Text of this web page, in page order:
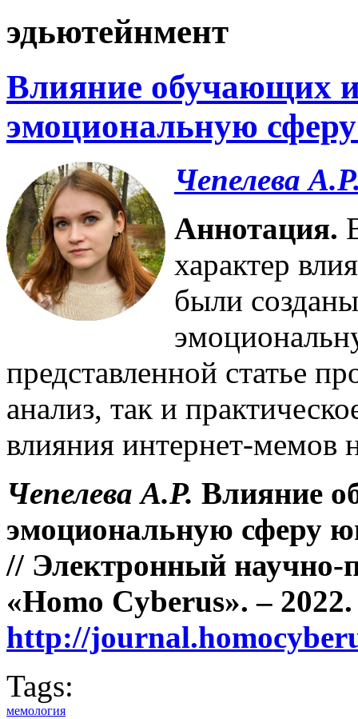
эдьютейнмент
Влияние обучающих
эмоциональную
Чепелева
Аннотация.
характер
были
представленной статье
анализ, так и
влияния интернет-мемов
Чепелева А.Р. Влияние
эмоциональную сферу
// Электронный научно-
«Homo Cyberus». –
http://
Tags:
мемология